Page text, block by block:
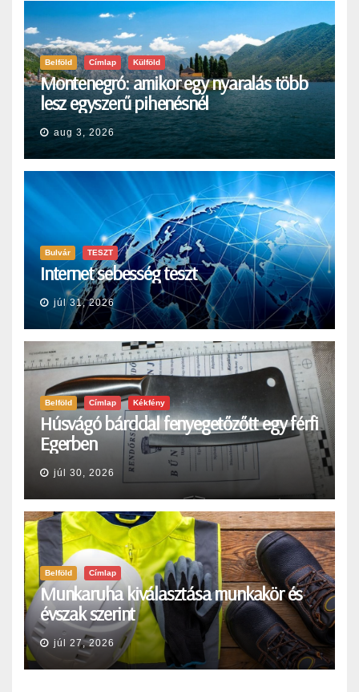
Belföld Címlap Külföld
Montenegró: amikor egy nyaralás több
lesz egyszerű pihenésnél
aug 3, 2026
Bulvár TESZT
Internet sebesség teszt
júl 31, 2026
Belföld Címlap Kékfény
Húsvágó bárddal fenyegetőzőtt egy férfi
Egerben
júl 30, 2026
Belföld Címlap
Munkaruha kiválasztása munkakör és
évszak szerint
júl 27, 2026